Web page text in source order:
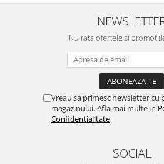
cratita...ma gandesc serios sa imi
cumpar si eu! Recomand mult !
buna,
Nu rata ofertele si
Vreau sa primesc newsletter cu
magazinului. Afla mai multe in
Confidentialitate
SOCIAL